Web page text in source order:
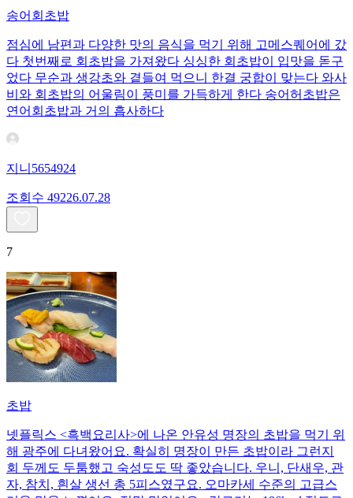
송어회초밥
점심에 남편과 다양한 맛의 음식을 먹기 위해 고메스퀘어에 갔
다 첫번째로 회초밥을 가져왔다 싱싱한 회초밥이 입맛을 돋구
었다 무순과 생강초와 곁들여 먹으니 한결 궁합이 맞는다 와사
비와 회초밥의 어울림이 풍미를 가득하게 한다 송어허초밥은
연어회초밥과 거의 흡사하다
지니5654924
조회수 49226.07.28
7
초밥
넷플릭스 <흑백요리사>에 나온 안유성 명장의 초밥을 먹기 위
해 광주에 다녀왔어요. 확실히 명장이 만든 초밥이라 그런지
회 두께도 두툼했고 숙성도도 딱 좋았습니다. 우니, 단새우, 관
자, 참치, 흰살 생선 총 5피스였구요. 오마카세 수준의 고급스